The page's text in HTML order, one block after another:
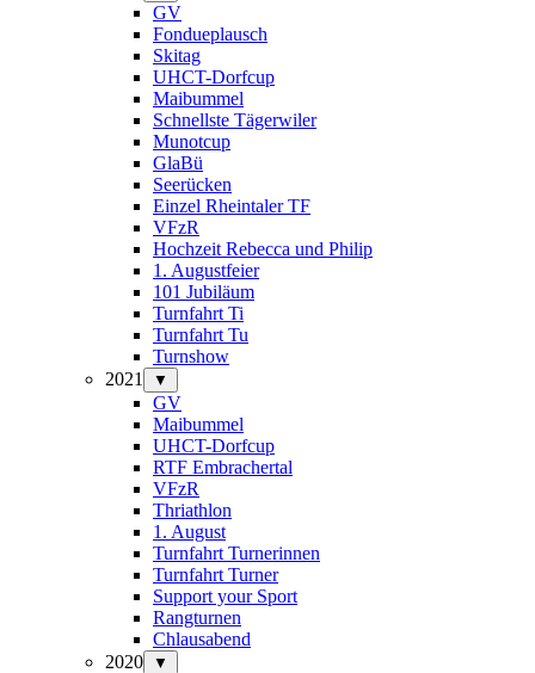
GV
Fondueplausch
Skitag
UHCT-Dorfcup
Maibummel
Schnellste Tägerwiler
Munotcup
GlaBü
Seerücken
Einzel Rheintaler TF
VFzR
Hochzeit Rebecca und Philip
1. Augustfeier
101 Jubiläum
Turnfahrt Ti
Turnfahrt Tu
Turnshow
2021
▼
GV
Maibummel
UHCT-Dorfcup
RTF Embrachertal
VFzR
Thriathlon
1. August
Turnfahrt Turnerinnen
Turnfahrt Turner
Support your Sport
Rangturnen
Chlausabend
2020
▼